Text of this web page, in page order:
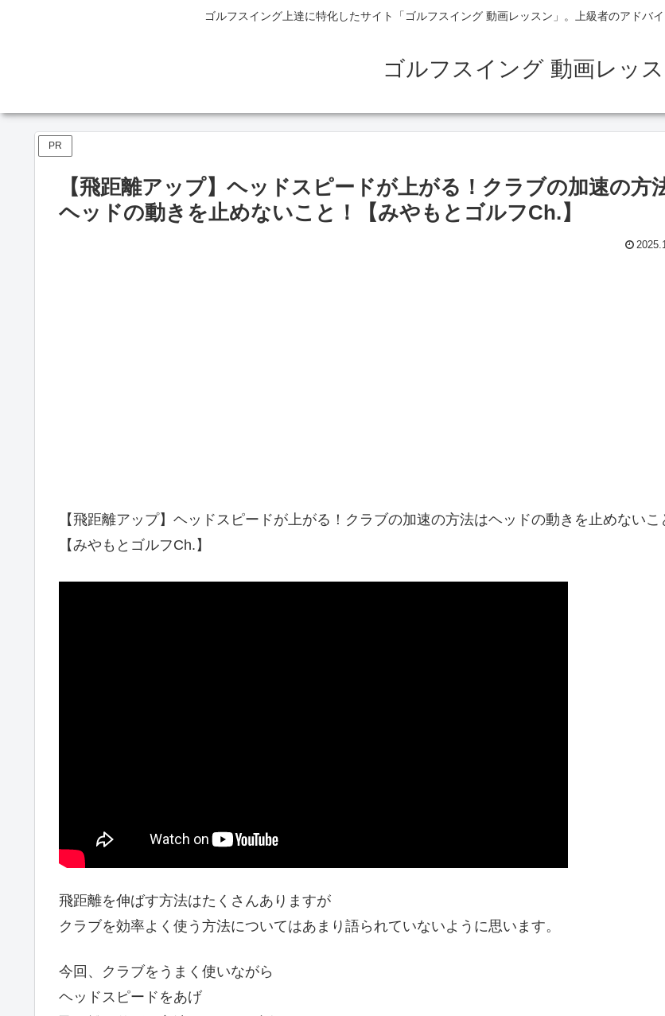
ゴルフスイング上達に特化したサイト「ゴルフスイング 動画レッスン」。上級者のアドバ
ゴルフスイング 動画レッ
PR
【飛距離アップ】ヘッドスピードが上がる！クラブの加速の方
ヘッドの動きを止めないこと！【みやもとゴルフCh.】
【飛距離アップ】ヘッドスピードが上がる！クラブの加速の方法はヘッドの動きを止めないこ
【みやもとゴルフCh.】
飛距離を伸ばす方法はたくさんありますが
クラブを効率よく使う方法についてはあまり語られていないように思います。
今回、クラブをうまく使いながら
ヘッドスピードをあげ